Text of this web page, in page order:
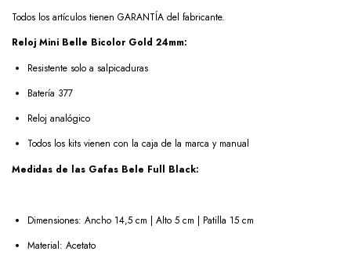
Todos los artículos tienen GARANTÍA del fabricante.
Reloj Mini Belle Bicolor Gold 24mm:
Resistente solo a salpicaduras
Batería 377
Reloj analógico
Todos los kits vienen con la caja de la marca y manual
Medidas de las Gafas Bele Full Black:
Dimensiones: Ancho 14,5 cm | Alto 5 cm | Patilla 15 cm
Material: Acetato